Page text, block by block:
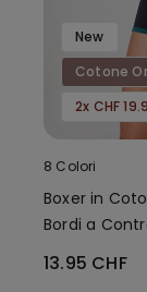
New
Cotone
2x CHF
8 Colori
Boxer in
Bordi a
13.95 CHF